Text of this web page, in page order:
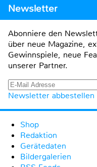
Newsletter
Abonniere den
über neue Magazine,
Gewinnspiele, neue
unserer Partner.
Newsletter abbestellen
Shop
Redaktion
Gerätedaten
Bildergalerien